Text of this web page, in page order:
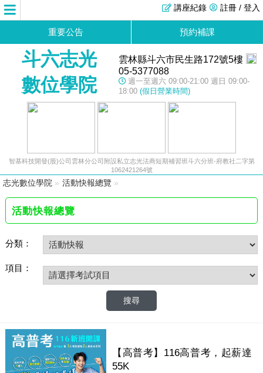
註冊 / 登入
講座紀錄
重要公告 預約補課
斗六志光
數位學院
雲林縣斗六市民生路172號5樓
05-5377088
週一至週六 09:00-21:00 週日 09:00-
18:00 (假日營業時間)
智基科技開發(股)公司雲林分公司附設私立志光法商短期補習班斗六分班-府教社二字第
1062421264號
志光數位學院 » 活動快報總覽 »
活動快報總覽
分類：
項目：
【高普考】116高普考，起薪達
55K